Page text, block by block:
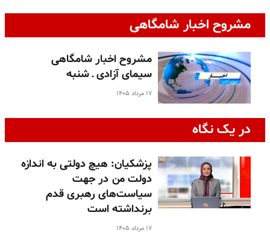
مشروح اخبار شامگاهی
مشروح اخبار شامگاهی
سیمای آزادی ـ شنبه
۱۷ مرداد ۱۴۰۵
در یک نگاه
پزشکیان: هیچ دولتی به اندازه
دولت من در جهت
سیاست‌های رهبری قدم
برنداشته است
۱۷ مرداد ۱۴۰۵